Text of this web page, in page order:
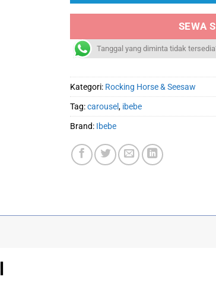
SEWA
Tanggal yang diminta tidak
Kategori: Rocking Horse & Seesaw
Tag:carousel, ibebe
Brand: Ibebe